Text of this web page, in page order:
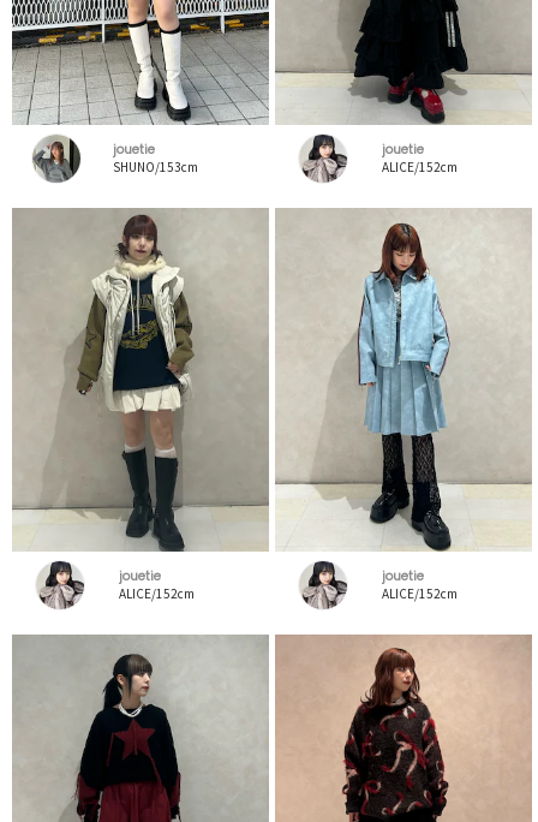
jouetie
SHUNO/153cm
jouetie
ALICE/152cm
jouetie
ALICE/152cm
jouetie
ALICE/152cm